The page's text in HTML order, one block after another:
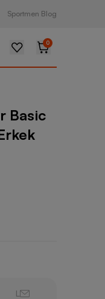
Sportmen Blog
0
Tişört
Basic
L